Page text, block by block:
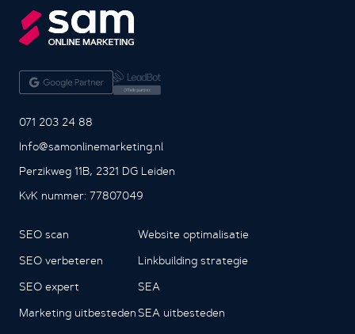
071 203 24 88
Info@samonlinemarketing.nl
Perzikweg 11B, 2321 DG Leiden
KvK nummer: 77807049
SEO scan
SEO verbeteren
SEO expert
Marketing uitbesteden
Website optimalisatie
Linkbuilding strategie
SEA
SEA uitbesteden